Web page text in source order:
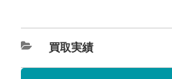
買取実績